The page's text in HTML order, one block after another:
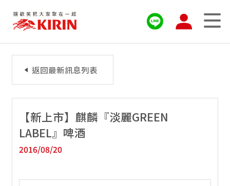
【新上市】麒麟『淡麗GREEN
LABEL』啤酒
2016/08/20
返回最新訊息列表